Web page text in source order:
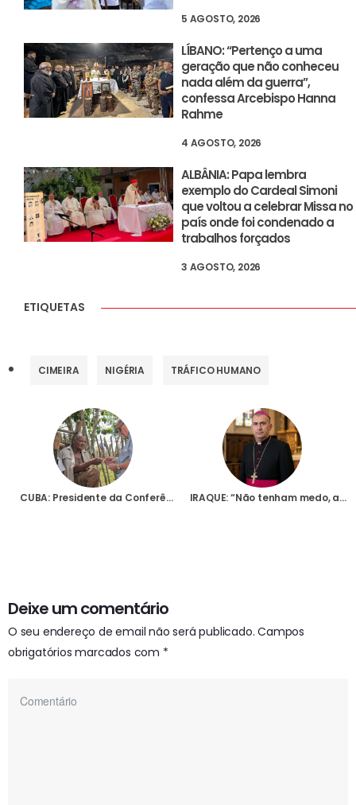
5 AGOSTO, 2026
LÍBANO: “Pertenço a uma
geração que não conheceu
nada além da guerra”,
confessa Arcebispo Hanna
Rahme
4 AGOSTO, 2026
ALBÂNIA: Papa lembra
exemplo do Cardeal Simoni
que voltou a celebrar Missa no
país onde foi condenado a
trabalhos forçados
3 AGOSTO, 2026
ETIQUETAS
CIMEIRA NIGÉRIA TRÁFICO HUMANO
CUBA: Presidente da Conferência Episcopal diz que este é “o momento mais triste” da sua pátria IRAQUE: “Não tenham medo, acreditem”, diz, em entrevista à AIS, o novo Patriarca caldeu, Amel Shamon Nona
Deixe um comentário
O seu endereço de email não será publicado. Campos
obrigatórios marcados com *